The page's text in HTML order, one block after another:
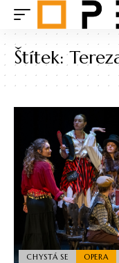
Štítek:
CHYSTÁ SE OPERA